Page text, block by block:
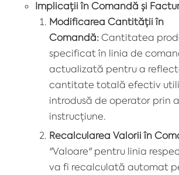
Implicații în Comandă și
Modificarea Cantității în
Comandă: Cantitatea
specificat în linia de
actualizată pentru a
cantitate totală efectiv
introdusă de operator prin
instrucțiune.
Recalcularea Valorii în
"Valoare" pentru linia
va fi recalculată automat